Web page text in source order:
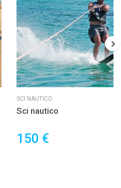
SCI NAUTICO
Sci nautico
150 €